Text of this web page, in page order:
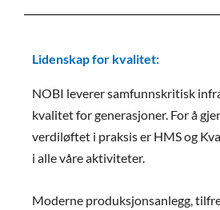
Lidenskap for kvalitet:
NOBI leverer samfunnskritisk
kvalitet for generasjoner. For å
verdiløftet i praksis er HMS og
i alle våre aktiviteter.
Moderne produksjonsanlegg,